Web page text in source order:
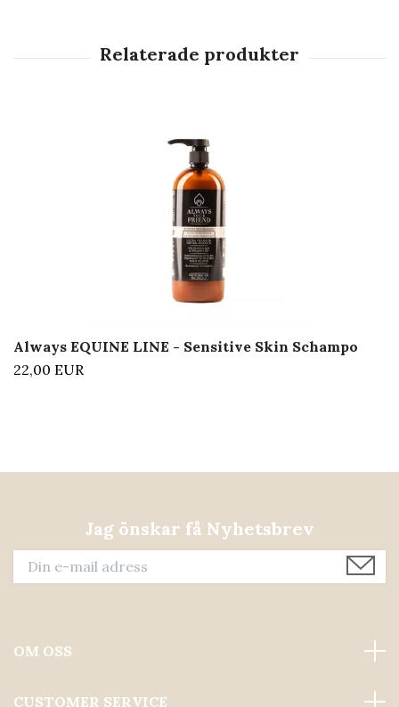
Always EQUINE LINE - Sensitive Skin Schampo
22,00 EUR
Jag önskar få Nyhetsbrev
OM OSS
CUSTOMER SERVICE